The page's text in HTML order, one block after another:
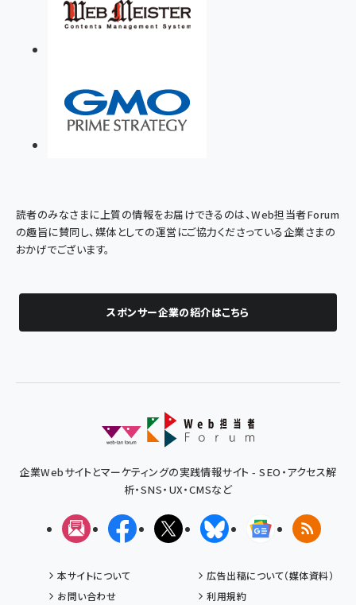
読者のみなさまに上質の情報をお届けできるのは、Web担当者Forum
の趣旨に賛同し、媒体としての運営にご協力くださっている企業さまの
おかげでございます。
スポンサー企業の紹介はこちら
企業Webサイトとマーケティングの実践情報サイト - SEO・アクセス解
析・SNS・UX・CMSなど
メルマガFacebookX(エックス)BlueskyGoogleニュ
RSS
本サイトについて
広告出稿について（媒体資料）
お問い合わせ
利用規約